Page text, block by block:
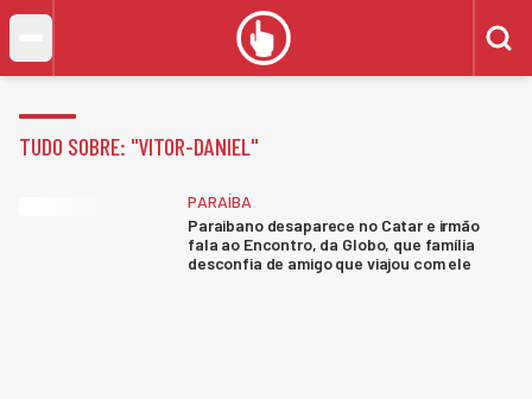
TUDO SOBRE: "VITOR-DANIEL"
PARAÍBA
Paraibano desaparece no Catar e irmão
fala ao Encontro, da Globo, que família
desconfia de amigo que viajou com ele